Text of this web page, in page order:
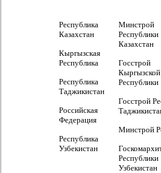
Республика
Казахстан
Кыргызская
Республика
Республика
Таджикистан
Российская
Федерация
Республика
Узбекистан
Минстрой
Республики
Казахстан
Госстрой
Кыргызской
Республики
Госстрой
Минстрой
Республики
Узбекистан